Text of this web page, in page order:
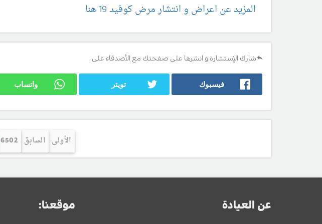
المزيد عن اعراض و انتشار مرض كوفيد 19 هنا
شارك الإستشارة و انشرها على صفحتك مع الأصدقاء على:
فيسبوك تويتر واتساب
الأولى السابق 6502
عن العيادة موقعنا: